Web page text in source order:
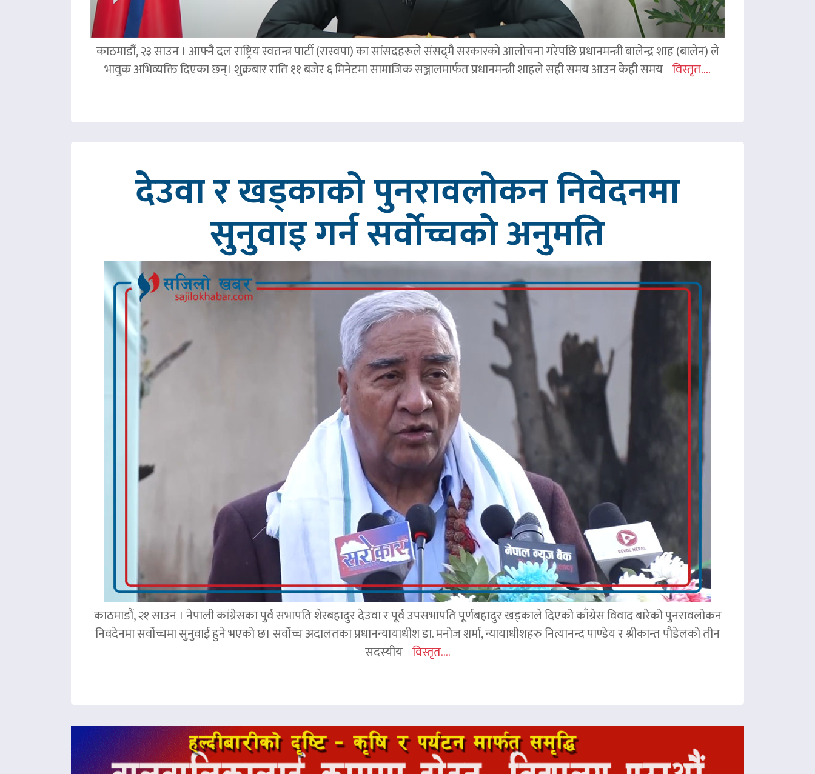
काठमाडौं, २३ साउन । आफ्नै दल राष्ट्रिय स्वतन्त्र पार्टी (रास्वपा) का सांसदहरूले संसद्‌मै सरकारको आलोचना गरेपछि प्रधानमन्त्री बालेन्द्र शाह (बालेन) ले
भावुक अभिव्यक्ति दिएका छन्। शुक्रबार राति ११ बजेर ६ मिनेटमा सामाजिक सञ्जालमार्फत प्रधानमन्त्री शाहले सही समय आउन केही समय विस्तृत....
देउवा र खड्काको पुनरावलोकन निवेदनमा
सुनुवाइ गर्न सर्वोच्चको अनुमति
काठमाडौं, २१ साउन । नेपाली कांग्रेसका पुर्व सभापति शेरबहादुर देउवा र पूर्व उपसभापति पूर्णबहादुर खड्काले दिएको काँग्रेस विवाद बारेको पुनरावलोकन
निवदेनमा सर्वोच्चमा सुनुवाई हुने भएको छ। सर्वोच्च अदालतका प्रधानन्यायाधीश डा. मनोज शर्मा, न्यायाधीशहरु नित्यानन्द पाण्डेय र श्रीकान्त पौडेलको तीन
सदस्यीय विस्तृत....